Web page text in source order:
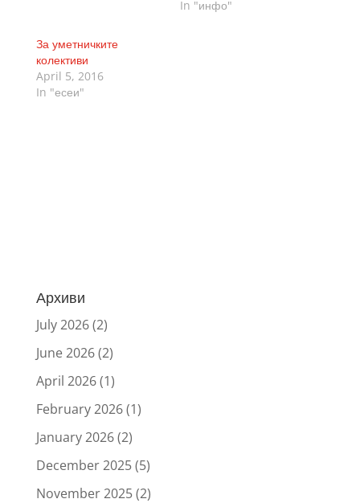
In "инфо"
За уметничките
колективи
April 5, 2016
In "есеи"
Архиви
July 2026(2)
June 2026(2)
April 2026(1)
February 2026(1)
January 2026(2)
December 2025(5)
November 2025(2)